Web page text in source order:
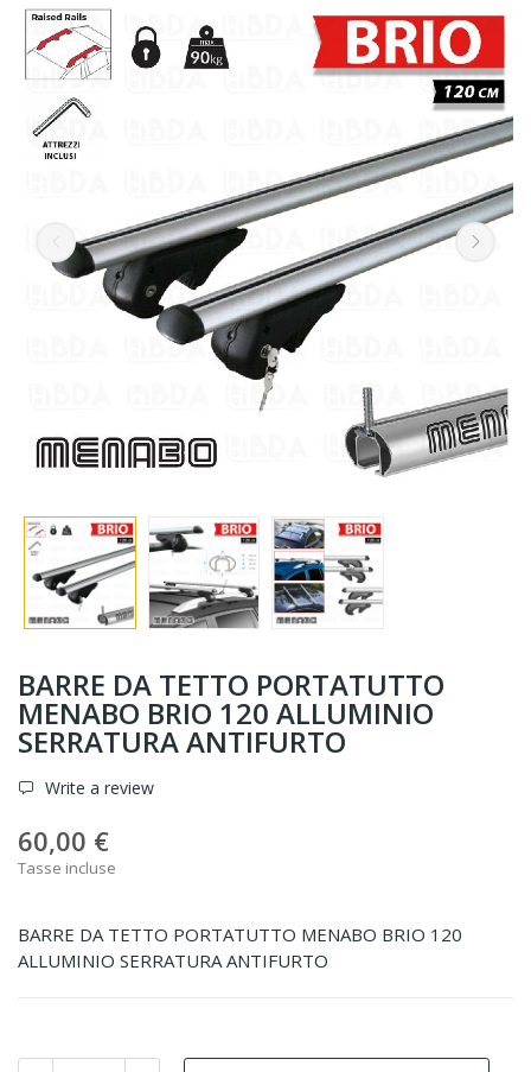
BARRE DA TETTO PORTATUTTO
MENABO BRIO 120 ALLUMINIO
SERRATURA ANTIFURTO
Write a review
60,00 €
Tasse incluse
BARRE DA TETTO PORTATUTTO MENABO BRIO 120
ALLUMINIO SERRATURA ANTIFURTO